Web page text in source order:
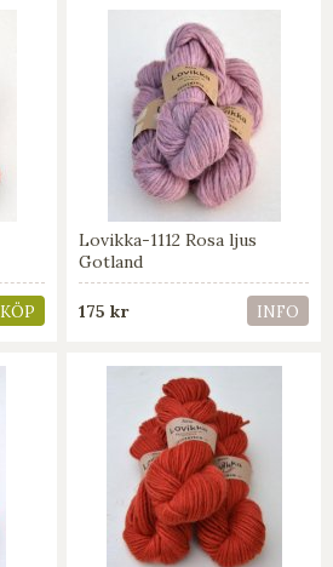
KÖP
Lovikka-1112 Rosa ljus
Gotland
175 kr INFO